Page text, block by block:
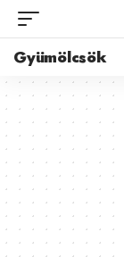
Gyümölcsök